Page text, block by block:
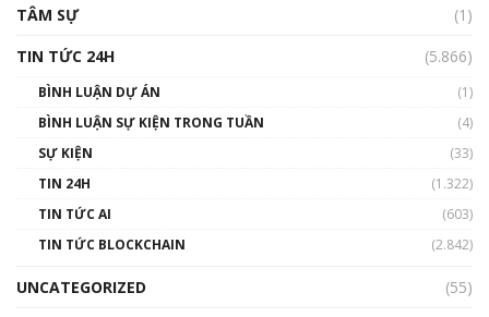
TÂM SỰ
(1)
TIN TỨC 24H
(5.866)
BÌNH LUẬN DỰ ÁN
(1)
BÌNH LUẬN SỰ KIỆN TRONG TUẦN
(4)
SỰ KIỆN
(33)
TIN 24H
(1.322)
TIN TỨC AI
(603)
TIN TỨC BLOCKCHAIN
(2.842)
UNCATEGORIZED
(55)